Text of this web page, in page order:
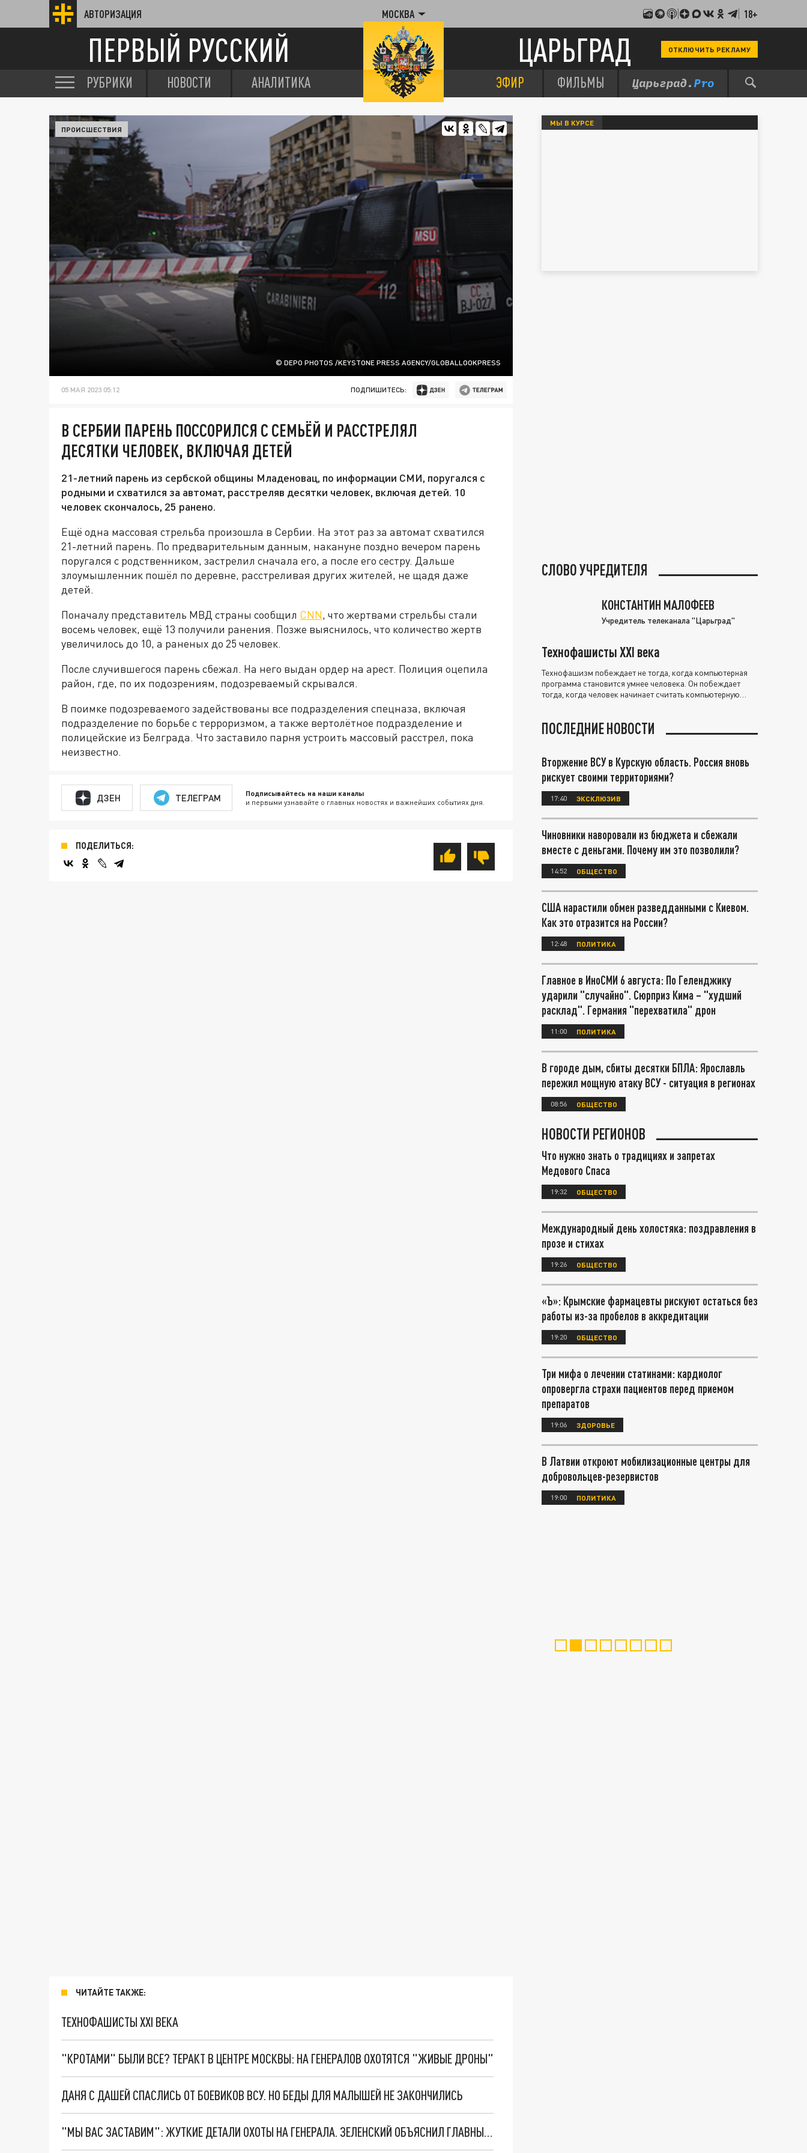
АВТОРИЗАЦИЯ МОСКВА 18+
ПЕРВЫЙ РУССКИЙ ЦАРЬГРАД ОТКЛЮЧИТЬ РЕКЛАМУ
РУБРИКИ НОВОСТИ АНАЛИТИКА ЭФИР ФИЛЬМЫ
© DEPO PHOTOS /KEYSTONE PRESS AGENCY/GLOBALLOOKPRESS
ПРОИСШЕСТВИЯ
05 МАЯ 2023 05:12 ПОДПИШИТЕСЬ:
В СЕРБИИ ПАРЕНЬ ПОССОРИЛСЯ С СЕМЬЁЙ И РАССТРЕЛЯЛ
ДЕСЯТКИ ЧЕЛОВЕК, ВКЛЮЧАЯ ДЕТЕЙ
21-летний парень из сербской общины Младеновац, по информации СМИ, поругался с
родными и схватился за автомат, расстреляв десятки человек, включая детей. 10
человек скончалось, 25 ранено.
Ещё одна массовая стрельба произошла в Сербии. На этот раз за автомат схватился
21-летний парень. По предварительным данным, накануне поздно вечером парень
поругался с родственником, застрелил сначала его, а после его сестру. Дальше
злоумышленник пошёл по деревне, расстреливая других жителей, не щадя даже
детей.
Поначалу представитель МВД страны сообщил CNN, что жертвами стрельбы стали
восемь человек, ещё 13 получили ранения. Позже выяснилось, что количество жертв
увеличилось до 10, а раненых до 25 человек.
После случившегося парень сбежал. На него выдан ордер на арест. Полиция оцепила
район, где, по их подозрениям, подозреваемый скрывался.
В поимке подозреваемого задействованы все подразделения спецназа, включая
подразделение по борьбе с терроризмом, а также вертолётное подразделение и
полицейские из Белграда. Что заставило парня устроить массовый расстрел, пока
неизвестно.
ДЗЕН ТЕЛЕГРАМ Подписывайтесь на наши каналы
и первыми узнавайте о главных новостях и важнейших событиях дня.
ПОДЕЛИТЬСЯ:
ЧИТАЙТЕ ТАКЖЕ:
ТЕХНОФАШИСТЫ XXI ВЕКА
"КРОТАМИ" БЫЛИ ВСЕ? ТЕРАКТ В ЦЕНТРЕ МОСКВЫ: НА ГЕНЕРАЛОВ ОХОТЯТСЯ "ЖИВЫЕ ДРОНЫ"
ДАНЯ С ДАШЕЙ СПАСЛИСЬ ОТ БОЕВИКОВ ВСУ. НО БЕДЫ ДЛЯ МАЛЫШЕЙ НЕ ЗАКОНЧИЛИСЬ
"МЫ ВАС ЗАСТАВИМ": ЖУТКИЕ ДЕТАЛИ ОХОТЫ НА ГЕНЕРАЛА. ЗЕЛЕНСКИЙ ОБЪЯСНИЛ ГЛАВНЫЙ СМЫСЛ ТЕРАКТА В ЦЕНТРЕ МОСКВЫ
МЫ В КУРСЕ
СЛОВО УЧРЕДИТЕЛЯ
КОНСТАНТИН МАЛОФЕЕВ
Учредитель телеканала "Царьград"
Технофашисты XXI века
Технофашизм побеждает не тогда, когда компьютерная
программа становится умнее человека. Он побеждает
тогда, когда человек начинает считать компьютерную
ПОСЛЕДНИЕ НОВОСТИ
Вторжение ВСУ в Курскую область. Россия вновь
рискует своими территориями?
17:40 ЭКСКЛЮЗИВ
Чиновники наворовали из бюджета и сбежали
вместе с деньгами. Почему им это позволили?
14:52 ОБЩЕСТВО
США нарастили обмен разведданными с Киевом.
Как это отразится на России?
12:48 ПОЛИТИКА
Главное в ИноСМИ 6 августа: По Геленджику
ударили "случайно". Сюрприз Кима – "худший
расклад". Германия "перехватила" дрон
11:00 ПОЛИТИКА
В городе дым, сбиты десятки БПЛА: Ярославль
пережил мощную атаку ВСУ - ситуация в регионах
08:56 ОБЩЕСТВО
НОВОСТИ РЕГИОНОВ
Что нужно знать о традициях и запретах
Медового Спаса
19:32 ОБЩЕСТВО
Международный день холостяка: поздравления в
прозе и стихах
19:26 ОБЩЕСТВО
«Ъ»: Крымские фармацевты рискуют остаться без
работы из-за пробелов в аккредитации
19:20 ОБЩЕСТВО
Три мифа о лечении статинами: кардиолог
опровергла страхи пациентов перед приемом
препаратов
19:06 ЗДОРОВЬЕ
В Латвии откроют мобилизационные центры для
добровольцев-резервистов
19:00 ПОЛИТИКА